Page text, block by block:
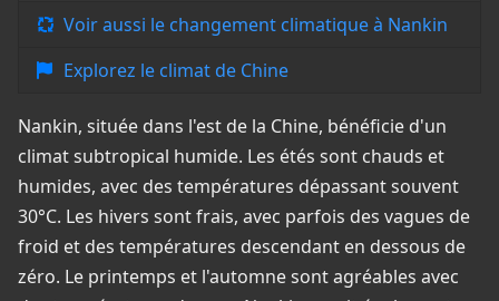
Voir aussi le changement climatique à Nankin
Explorez le climat de Chine
Nankin, située dans l'est de la Chine, bénéficie d'un
climat subtropical humide. Les étés sont chauds et
humides, avec des températures dépassant souvent
30°C. Les hivers sont frais, avec parfois des vagues de
froid et des températures descendant en dessous de
zéro. Le printemps et l'automne sont agréables avec